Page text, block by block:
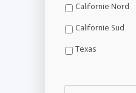
Californie Nord
Californie Sud
Texas